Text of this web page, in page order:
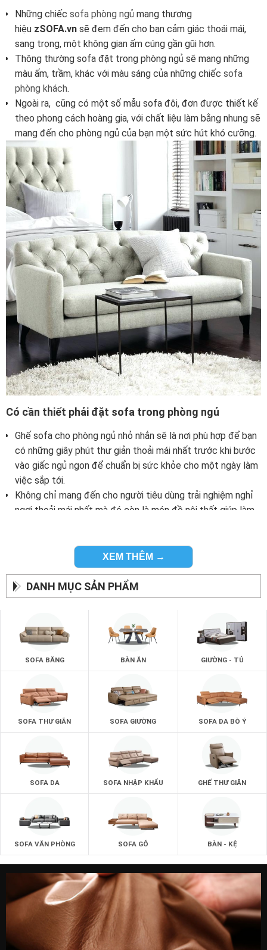
Những chiếc sofa phòng ngủ mang thương
hiệu zSOFA.vn sẽ đem đến cho bạn cảm giác thoái mái,
sang trọng, một không gian ấm cúng gần gũi hơn.
Thông thường sofa đặt trong phòng ngủ sẽ mang những
màu ấm, trầm, khác với màu sáng của những chiếc sofa
phòng khách.
Ngoài ra, cũng có một số mẫu sofa đôi, đơn được thiết kế
theo phong cách hoàng gia, với chất liệu làm bằng nhung sẽ
mang đến cho phòng ngủ của bạn một sức hút khó cưỡng.
Có cần thiết phải đặt sofa trong phòng ngủ
Ghế sofa cho phòng ngủ nhỏ nhắn sẽ là nơi phù hợp để bạn
có những giây phút thư giản thoải mái nhất trước khi bước
vào giấc ngủ ngon để chuẩn bị sức khỏe cho một ngày làm
việc sắp tới.
Không chỉ mang đến cho người tiêu dùng trải nghiệm nghỉ
ngơi thoải mái nhất mà đó còn là món đồ nội thất giúp làm
Bạn có thể chọn được mọi kiểu dáng ghế sofa phòng ngủ
mình yêu thích nhất khi đến với những showroom ghế sofa
của zSofa.
zSOFA.vn giao hàng nhanh cho quý khách:
Quý khách hàng ở tạiQuận 1 Quận 2,Quận 3,
4, Quận 5,Quận 6 Quận 7 Quận 8,Quận 10,Quận
11
Quận Gò Vấp , Quận Thủ Đức sau khi đặt hàng sẽ nhận
được hàng trong vòng 1 ngày làm việc ( nếu sản phẩm có
sẳn tại kho của công ty)
XEM THÊM →
DANH MỤC SẢN PHẨM
SOFA BĂNG BÀN ĂN GIƯỜNG - TỦ
SOFA THƯ GIÃN SOFA GIƯỜNG SOFA DA BÒ Ý
SOFA DA SOFA NHẬP KHẨU GHẾ THƯ GIÃN
SOFA VĂN PHÒNG SOFA GỖ BÀN - KỆ